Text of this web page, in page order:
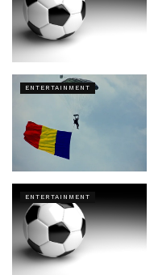
ENTERTAINMENT
ENTERTAINMENT